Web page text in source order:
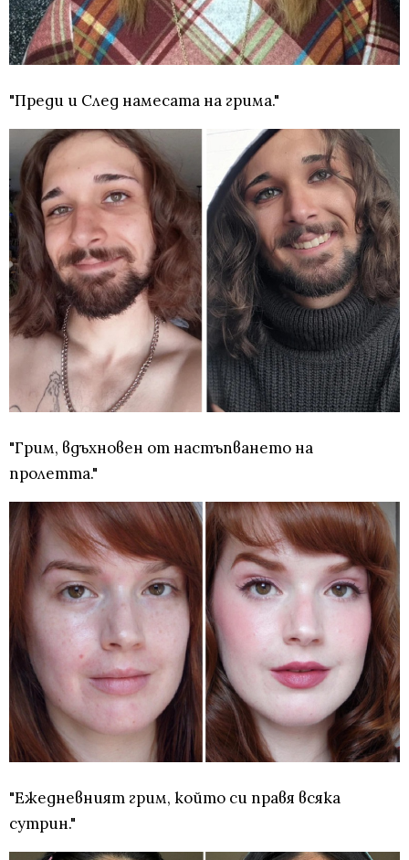
"Преди и След намесата на грима."
"Грим, вдъхновен от настъпването на
пролетта."
"Ежедневният грим, който си правя всяка
сутрин."